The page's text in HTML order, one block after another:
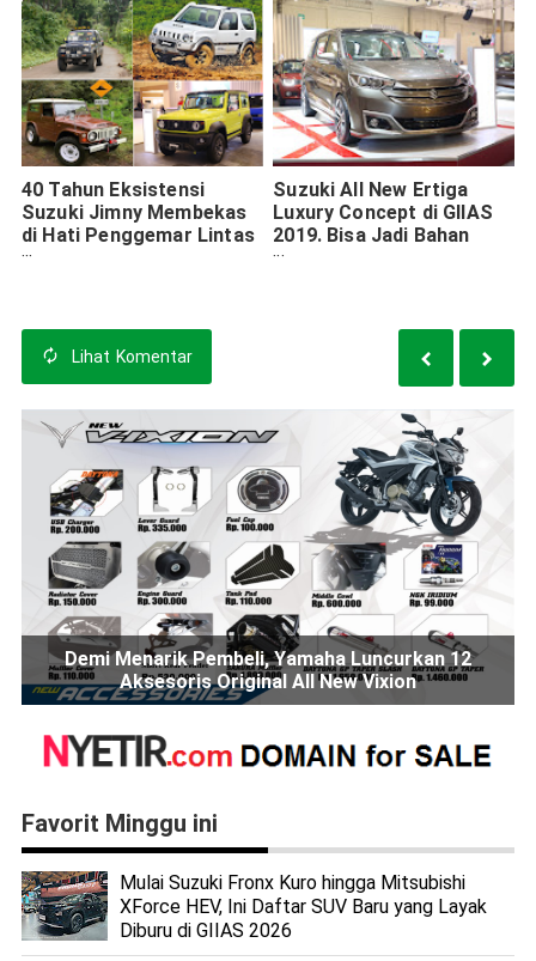
40 Tahun Eksistensi
Suzuki Jimny Membekas
di Hati Penggemar Lintas
Generasi
Suzuki All New Ertiga
Luxury Concept di GIIAS
2019. Bisa Jadi Bahan
Inspirasi Nih (6 Foto)
Lihat Komentar
Demi Menarik Pembeli, Yamaha Luncurkan 12
Aksesoris Original All New Vixion
Favorit Minggu ini
Mulai Suzuki Fronx Kuro hingga Mitsubishi
XForce HEV, Ini Daftar SUV Baru yang Layak
Diburu di GIIAS 2026